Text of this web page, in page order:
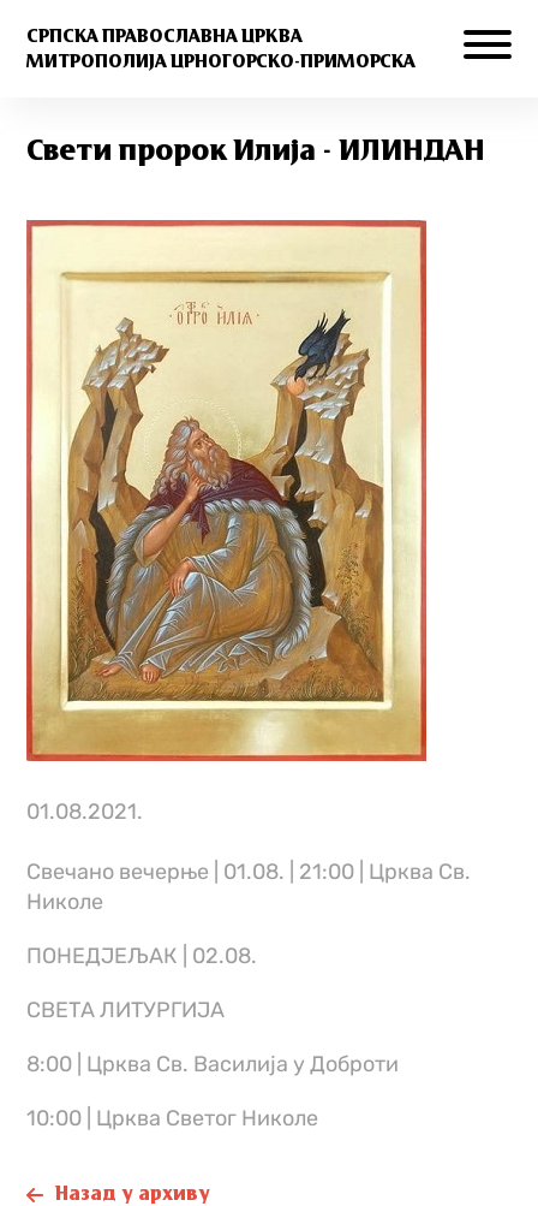
СРПСКА ПРАВОСЛАВНА ЦРКВА
МИТРОПОЛИЈА ЦРНОГОРСКО-ПРИМОРСКА
Свети пророк Илија - ИЛИНДАН
01.08.2021.
Свечано вечерње | 01.08. | 21:00 | Црква Св.
Николе
ПОНЕДЈЕЉАК | 02.08.
СВЕТА ЛИТУРГИЈА
8:00 | Црква Св. Василија у Доброти
10:00 | Црква Светог Николе
Назад у архиву